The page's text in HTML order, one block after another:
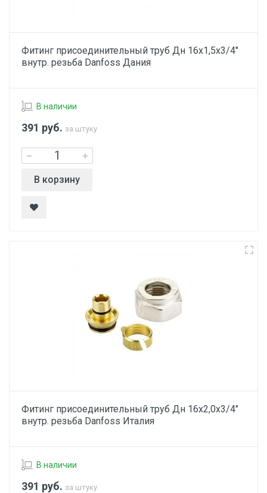
Фитинг присоединительный труб Дн 16х1,5х3/4"
внутр. резьба Danfoss Дания
В наличии
391 руб. за штуку
В корзину
Фитинг присоединительный труб Дн 16х2,0х3/4"
внутр. резьба Danfoss Италия
В наличии
391 руб. за штуку